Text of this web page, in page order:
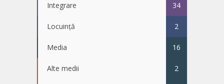
Integrare 34
Locuință 2
Media 16
Alte medii 2